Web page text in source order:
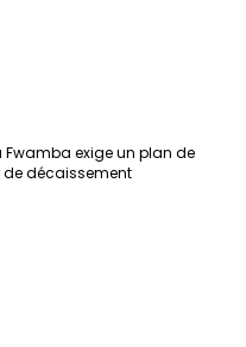
Fwamba exige un plan de
de décaissement